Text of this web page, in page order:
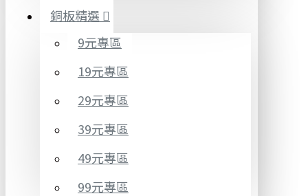
銅板精選
9元專區
19元專區
29元專區
39元專區
49元專區
99元專區